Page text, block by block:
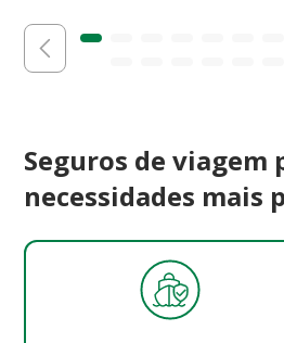
Seguros de viagem
necessidades mais